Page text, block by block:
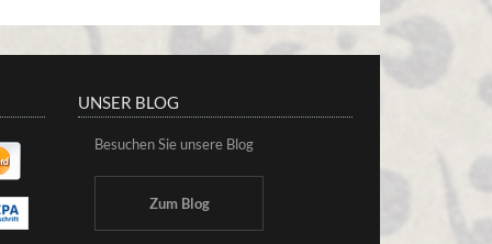
UNSER BLOG
Besuchen Sie unsere Blog
Zum Blog